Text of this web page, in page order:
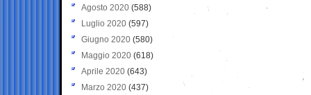
Agosto 2020 (588)
Luglio 2020 (597)
Giugno 2020 (580)
Maggio 2020 (618)
Aprile 2020 (643)
Marzo 2020 (437)